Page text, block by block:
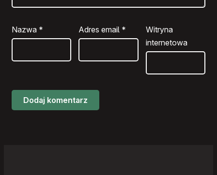
Nazwa * Adres email *
Witryna
internetowa